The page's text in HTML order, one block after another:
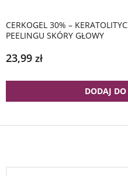
CERKOGEL 30% –
PEELINGU SKÓRY GŁOWY
23,99 zł
DODAJ